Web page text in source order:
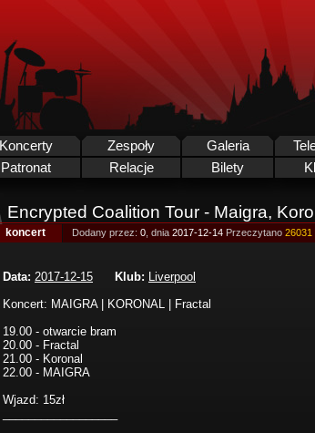
Koncerty Zespoły Galeria
Patronat Relacje Bilety
Encrypted Coalition Tour - Maigra,
koncert Dodany przez: 0 , dnia 2017-12-14 Przeczytano 26031
Data: 2017-12-15 Klub: Liverpool
Koncert: MAIGRA | KORONAL | Fractal
19.00 - otwarcie bram
20.00 - Fractal
21.00 - Koronal
22.00 - MAIGRA
Wjazd: 15zł